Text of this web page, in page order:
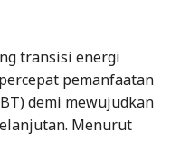
transisi energi
pemanfaatan
demi mewujudkan
Menurut